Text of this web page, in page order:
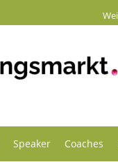
Speaker Coaches